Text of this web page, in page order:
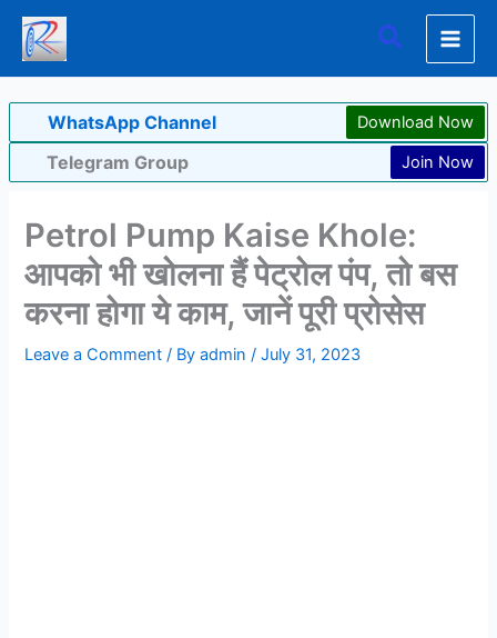
Skip
content
Search
WhatsApp Channel Download Now
Telegram Group Join Now
Petrol Pump Kaise Khole:
आपको भी खोलना हैं पेट्रोल पंप, तो बस
करना होगा ये काम, जानें पूरी प्रोसेस
Leave a Comment / Byadmin/July 31, 2023